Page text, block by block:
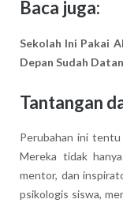
Baca juga:
Sekolah Ini Pakai
Depan Sudah
Tantangan
Perubahan ini
Mereka tidak
mentor, dan
psikologis siswa,